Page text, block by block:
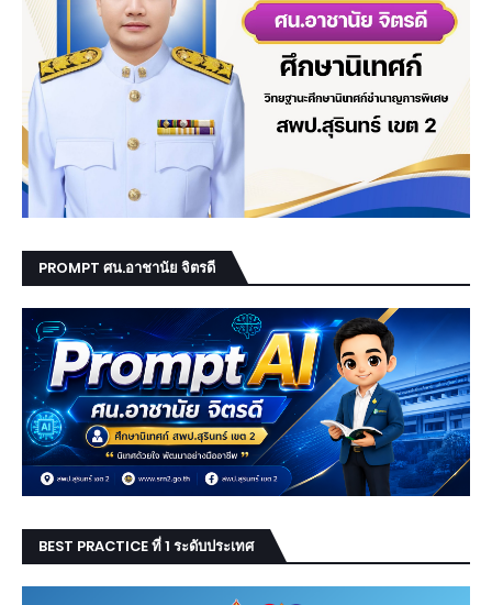
PROMPT ศน.อาชานัย จิตรดี
BEST PRACTICE ที่ 1 ระดับประเทศ